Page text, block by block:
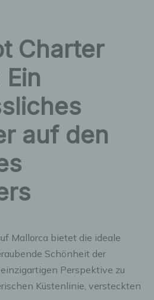
Charter
auf den
Mallorca bietet die ideale
Schönheit der
Perspektive zu
Küstenlinie, versteckten